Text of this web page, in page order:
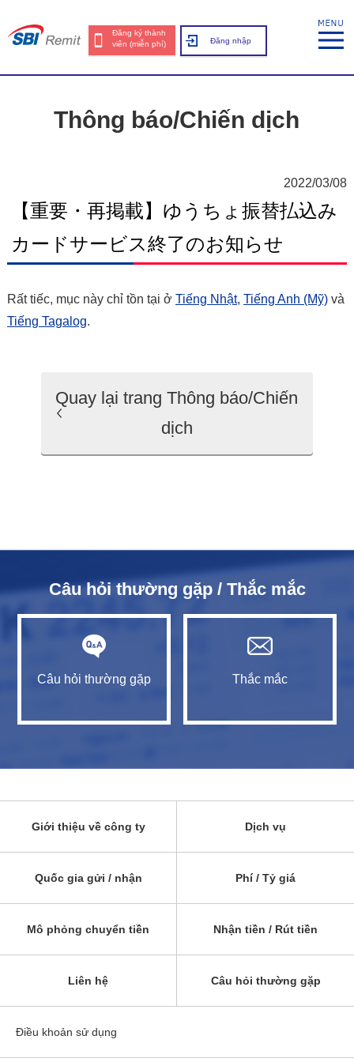
Đăng ký thành
viên (miễn phí)
Đăng nhập
Thông báo/Chiến dịch
2022/03/08
【重要・再掲載】ゆうちょ振替払込み
カードサービス終了のお知らせ
Rất tiếc, mục này chỉ tồn tại ở Tiếng Nhật, Tiếng Anh (Mỹ)và
Tiếng Tagalog.
Quay lại trang Thông báo/Chiến
dịch
Câu hỏi thường gặp / Thắc mắc
Câu hỏi thường gặp Thắc mắc
Giới thiệu về công ty Dịch vụ
Quốc gia gửi / nhận Phí / Tỷ giá
Mô phỏng chuyển tiền Nhận tiền / Rút tiền
Liên hệ Câu hỏi thường gặp
Điều khoản sử dụng